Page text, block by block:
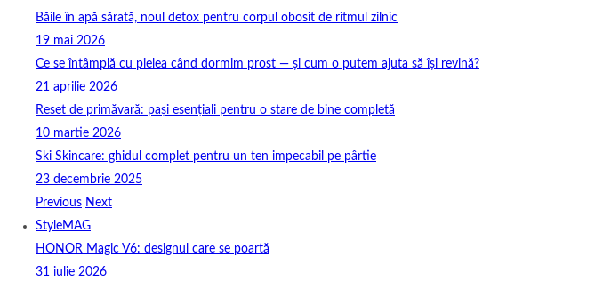
Băile în apă sărată, noul detox pentru corpul obosit de ritmul zilnic
19 mai 2026
Ce se întâmplă cu pielea când dormim prost — și cum o putem ajuta să își revină?
21 aprilie 2026
Reset de primăvară: pași esențiali pentru o stare de bine completă
10 martie 2026
Ski Skincare: ghidul complet pentru un ten impecabil pe pârtie
23 decembrie 2025
Previous Next
StyleMAG
HONOR Magic V6: designul care se poartă
31 iulie 2026